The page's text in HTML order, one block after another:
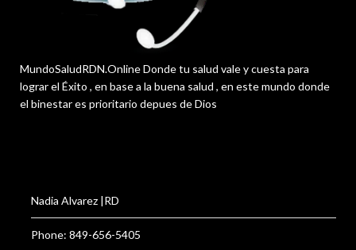
MundoSaludRDN.Online Donde tu salud vale y cuesta para
lograr el Éxito , en base a la buena salud , en este mundo donde
el binestar es prioritario depues de Dios
Nadia Alvarez |RD
Phone: 849-656-5405